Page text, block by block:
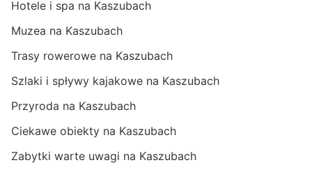
Hotele i spa na Kaszubach
Muzea na Kaszubach
Trasy rowerowe na Kaszubach
Szlaki i spływy kajakowe na Kaszubach
Przyroda na Kaszubach
Ciekawe obiekty na Kaszubach
Zabytki warte uwagi na Kaszubach